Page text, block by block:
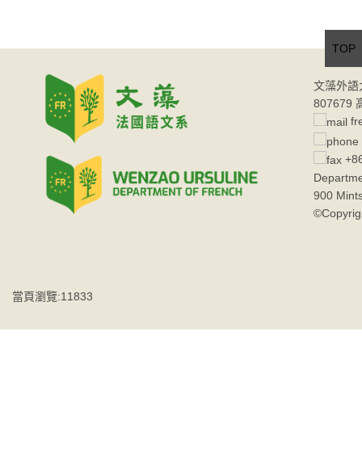
文藻外
807679
900
當頁瀏覽:11833
TOP